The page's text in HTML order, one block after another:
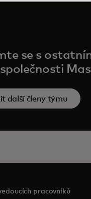
se s
další členy týmu
pracovníků